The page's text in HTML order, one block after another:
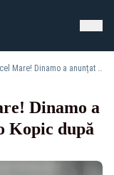
Cutremur în Ștefan cel Mare! Dinamo a anunțat plecarea lui Zeljko Kopic după aproape 3 ani
Dinamo a
Kopic după